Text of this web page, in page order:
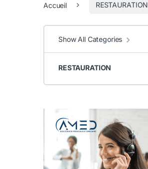
Accueil RESTAURATION
Show All Categories
RESTAURATION